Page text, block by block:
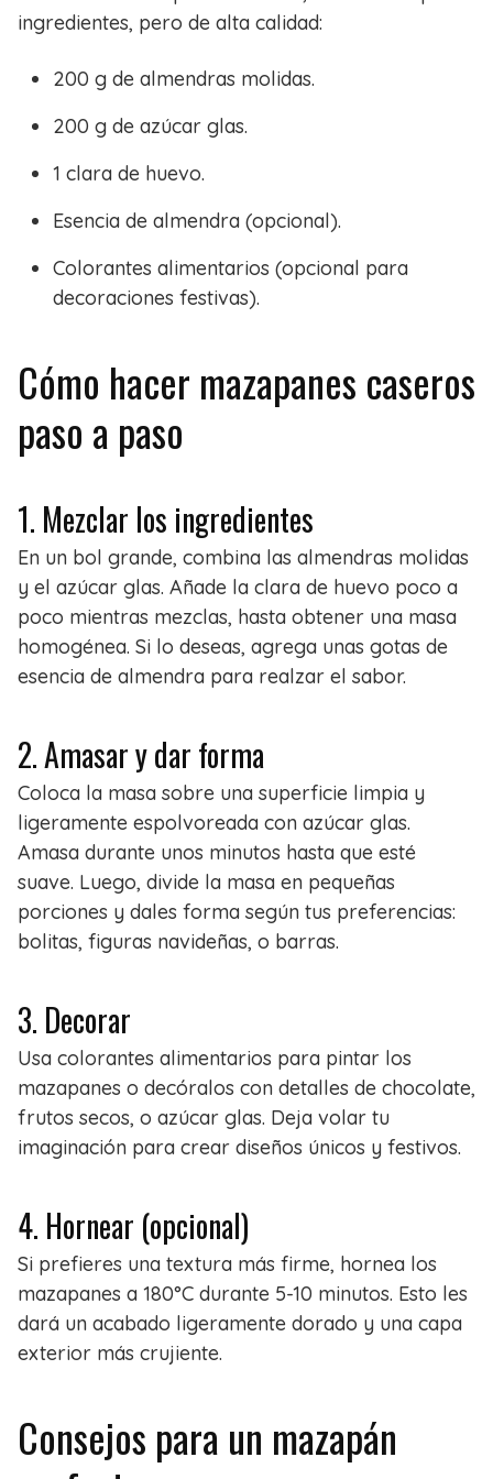
ingredientes, pero de alta calidad:
200 g de almendras molidas.
200 g de azúcar glas.
1 clara de huevo.
Esencia de almendra (opcional).
Colorantes alimentarios (opcional para
decoraciones festivas).
Cómo hacer mazapanes caseros
paso a paso
1. Mezclar los ingredientes
En un bol grande, combina las almendras molidas
y el azúcar glas. Añade la clara de huevo poco a
poco mientras mezclas, hasta obtener una masa
homogénea. Si lo deseas, agrega unas gotas de
esencia de almendra para realzar el sabor.
2. Amasar y dar forma
Coloca la masa sobre una superficie limpia y
ligeramente espolvoreada con azúcar glas.
Amasa durante unos minutos hasta que esté
suave. Luego, divide la masa en pequeñas
porciones y dales forma según tus preferencias:
bolitas, figuras navideñas, o barras.
3. Decorar
Usa colorantes alimentarios para pintar los
mazapanes o decóralos con detalles de chocolate,
frutos secos, o azúcar glas. Deja volar tu
imaginación para crear diseños únicos y festivos.
4. Hornear (opcional)
Si prefieres una textura más firme, hornea los
mazapanes a 180°C durante 5-10 minutos. Esto les
dará un acabado ligeramente dorado y una capa
exterior más crujiente.
Consejos para un mazapán